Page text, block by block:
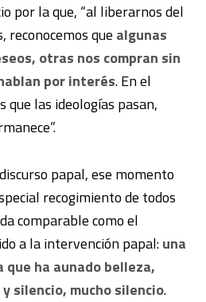
por la que, “al liberarnos del
reconocemos que algunas
otras nos compran sin
por interés. En el
que las ideologías pasan,
papal, ese momento
recogimiento de todos
comparable como el
a la intervención papal:una
ha aunado belleza,
silencio, mucho silencio.